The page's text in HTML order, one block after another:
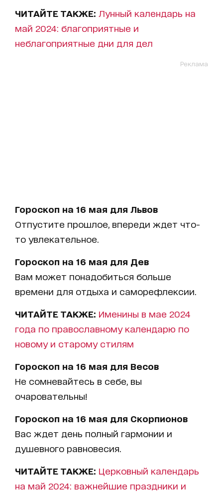
ЧИТАЙТЕ ТАКЖЕ: Лунный календарь на
май 2024: благоприятные и
неблагоприятные дни для дел
Реклама
Гороскоп на 16 мая для Львов
Отпустите прошлое, впереди ждет что-
то увлекательное.
Гороскоп на 16 мая для Дев
Вам может понадобиться больше
времени для отдыха и саморефлексии.
ЧИТАЙТЕ ТАКЖЕ: Именины в мае 2024
года по православному календарю по
новому и старому стилям
Гороскоп на 16 мая для Весов
Не сомневайтесь в себе, вы
очаровательны!
Гороскоп на 16 мая для Скорпионов
Вас ждет день полный гармонии и
душевного равновесия.
ЧИТАЙТЕ ТАКЖЕ: Церковный календарь
на май 2024: важнейшие праздники и